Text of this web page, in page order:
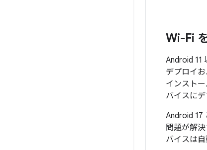
Wi-Fi
Android 11
デプロイ
インスト
バイスにデ
Android 17
問題が解
バイスは